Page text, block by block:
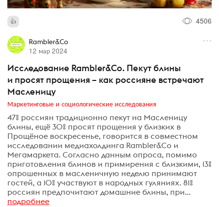
4506
Rambler&Co
12 мар 2024
Исследование Rambler&Co. Пекут блины
и просят прощения – как россияне встречают
Масленицу
Маркетинговые и социологические исследования
47% россиян традиционно пекут на Масленицу
блины, ещё 30% просят прощения у близких в
Прощёное воскресенье, говорится в совместном
исследовании медиахолдинга Rambler&Co и
Мегамаркета. Согласно данным опроса, помимо
приготовления блинов и примирения с близкими, 13%
опрошенных в масленичную неделю принимают
гостей, а 10% участвуют в народных гуляниях. 81%
россиян предпочитают домашние блины, при...
подробнее